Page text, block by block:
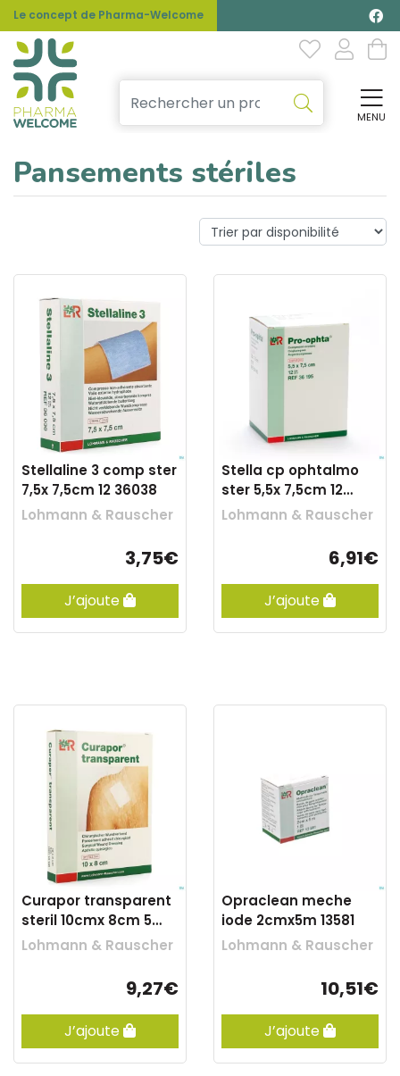
Le concept de Pharma-Welcome
MENU
Pansements stériles
Stellaline 3 comp ster
7,5x 7,5cm 12 36038
Lohmann & Rauscher
3,75€
J’ajoute
Stella cp ophtalmo
ster 5,5x 7,5cm 12
36195
Lohmann & Rauscher
6,91€
J’ajoute
Curapor transparent
steril 10cmx 8cm 5
13100
Lohmann & Rauscher
9,27€
J’ajoute
Opraclean meche
iode 2cmx5m 13581
Lohmann & Rauscher
10,51€
J’ajoute